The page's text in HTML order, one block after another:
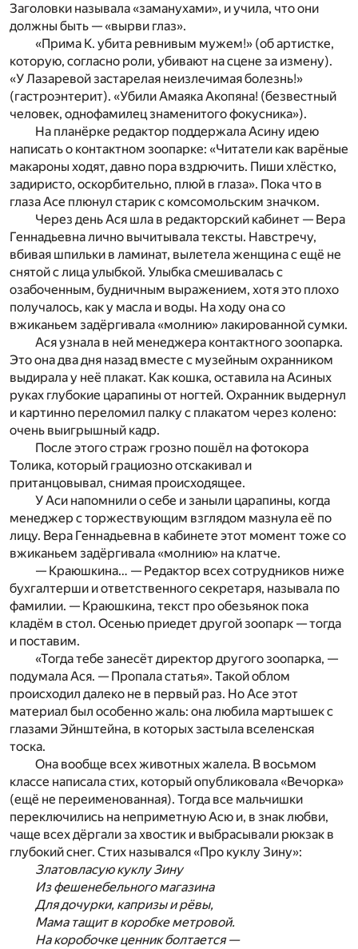
Заголовки называла «заманухами», и учила, что они
должны быть — «вырви глаз».
«Прима К. убита ревнивым мужем!» (об артистке,
которую, согласно роли, убивают на сцене за измену).
«У Лазаревой застарелая неизлечимая болезнь!»
(гастроэнтерит). «Убили Амаяка Акопяна! (безвестный
человек, однофамилец знаменитого фокусника»).
На планёрке редактор поддержала Асину идею
написать о контактном зоопарке: «Читатели как варёные
макароны ходят, давно пора вздрючить. Пиши хлёстко,
задиристо, оскорбительно, плюй в глаза». Пока что в
глаза Асе плюнул старик с комсомольским значком.
Через день Ася шла в редакторский кабинет — Вера
Геннадьевна лично вычитывала тексты. Навстречу,
вбивая шпильки в ламинат, вылетела женщина с ещё не
снятой с лица улыбкой. Улыбка смешивалась с
озабоченным, будничным выражением, хотя это плохо
получалось, как у масла и воды. На ходу она со
вжиканьем задёргивала «молнию» лакированной сумки.
Ася узнала в ней менеджера контактного зоопарка.
Это она два дня назад вместе с музейным охранником
выдирала у неё плакат. Как кошка, оставила на Асиных
руках глубокие царапины от ногтей. Охранник выдернул
и картинно переломил палку с плакатом через колено:
очень выигрышный кадр.
После этого страж грозно пошёл на фотокора
Толика, который грациозно отскакивал и
пританцовывал, снимая происходящее.
У Аси напомнили о себе и заныли царапины, когда
менеджер с торжествующим взглядом мазнула её по
лицу. Вера Геннадьевна в кабинете этот момент тоже со
вжиканьем задёргивала «молнию» на клатче.
— Краюшкина… — Редактор всех сотрудников ниже
бухгалтерши и ответственного секретаря, называла по
фамилии. — Краюшкина, текст про обезьянок пока
кладём в стол. Осенью приедет другой зоопарк — тогда
и поставим.
«Тогда тебе занесёт директор другого зоопарка, —
подумала Ася. — Пропала статья». Такой облом
происходил далеко не в первый раз. Но Асе этот
материал был особенно жаль: она любила мартышек с
глазами Эйнштейна, в которых застыла вселенская
тоска.
Она вообще всех животных жалела. В восьмом
классе написала стих, который опубликовала «Вечорка»
(ещё не переименованная). Тогда все мальчишки
переключились на неприметную Асю и, в знак любви,
чаще всех дёргали за хвостик и выбрасывали рюкзак в
глубокий снег. Стих назывался «Про куклу Зину»:
Златовласую куклу Зину
Из фешенебельного магазина
Для дочурки, капризы и рёвы,
Мама тащит в коробке метровой.
На коробочке ценник болтается —